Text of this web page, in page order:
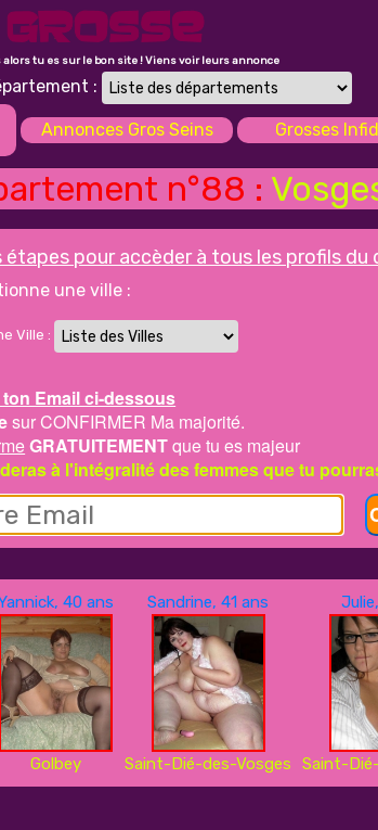
tu es sur le bon site ! Viens voir leurs annonce
:
Annonces Gros Seins Grosses
n°88 :
étapes pour accèder à tous les profils
une ville :
Ville :
Email ci-dessous
sur CONFIRMER Ma majorité.
GRATUITEMENTque tu es majeur
à l'intégralité des femmes que tu
40 ans
Golbey
Sandrine, 41 ans
Saint-Dié-des-Vosges Saint-